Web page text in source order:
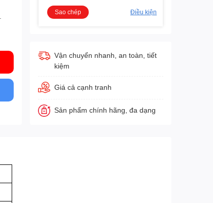
Sao chép Điều kiện
Vận chuyển nhanh, an toàn, tiết
kiệm
Giá cả cạnh tranh
Sản phẩm chính hãng, đa dạng